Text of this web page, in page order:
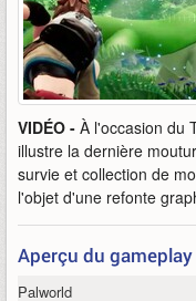
VIDÉO - À l'occasion du
illustre la dernière
survie et collection de
l'objet d'une refonte
Aperçu du
Palworld